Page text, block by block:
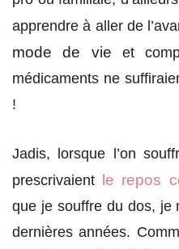
apprendre à aller de
mode de vie et
médicaments ne
!
Jadis, lorsque l’on
prescrivaient le repos
que je souffre du dos, je
dernières années.